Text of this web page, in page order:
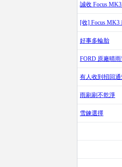
誠收 Focus
[收] Focus
好事多輪胎
FORD 原廠晴
有人收到招回通
雨刷刷不乾淨
雪鍊選擇